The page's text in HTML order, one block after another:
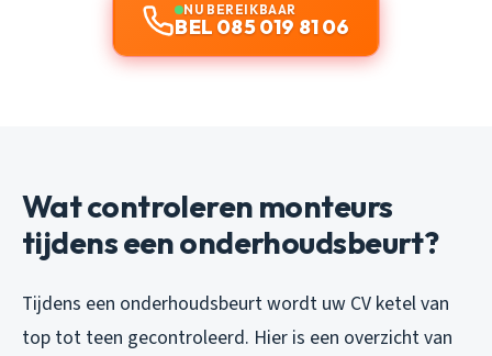
NU BEREIKBAAR
BEL 085 019 81 06
Wat controleren monteurs
tijdens een onderhoudsbeurt?
Tijdens een onderhoudsbeurt wordt uw CV ketel van
top tot teen gecontroleerd. Hier is een overzicht van